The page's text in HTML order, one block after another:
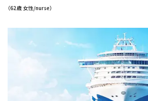
（62歳 女性/nurse）